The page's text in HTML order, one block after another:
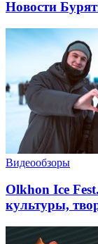
Новости
Видеообзоры
Olkhon Ice
культуры,